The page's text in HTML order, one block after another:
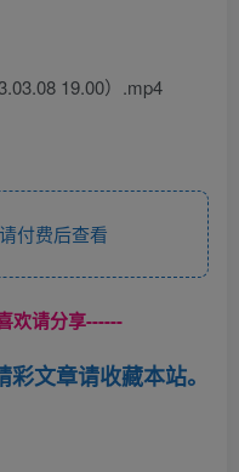
19.00）.mp4
付费后查看
欢请分享------
文章请收藏本站。